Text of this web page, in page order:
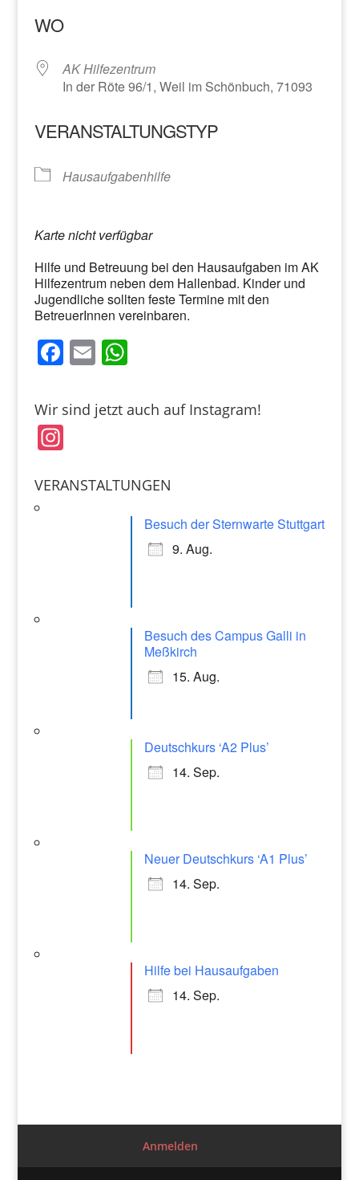
WO
AK Hilfezentrum
In der Röte 96/1, Weil im Schönbuch, 71093
VERANSTALTUNGSTYP
Hausaufgabenhilfe
Karte nicht verfügbar
Hilfe und Betreuung bei den Hausaufgaben im AK
Hilfezentrum neben dem Hallenbad. Kinder und
Jugendliche sollten feste Termine mit den
BetreuerInnen vereinbaren.
F
c
e
b
o
E
ai
l
W
at
p
Wir sind jetzt auch auf Instagram!
In
a
VERANSTALTUNGEN
Besuch der Sternwarte Stuttgart
9. Aug.
Besuch des Campus Galli in
Meßkirch
15. Aug.
Deutschkurs ‘A2 Plus’
14. Sep.
Neuer Deutschkurs ‘A1 Plus’
14. Sep.
Hilfe bei Hausaufgaben
14. Sep.
Anmelden